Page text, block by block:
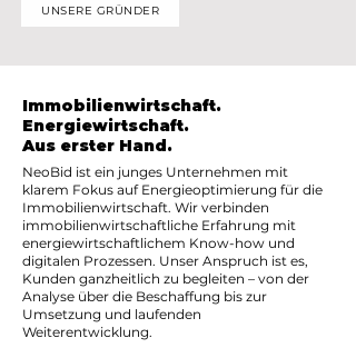
UNSERE GRÜNDER
Immobilienwirtschaft.
Energiewirtschaft.
Aus erster Hand.
NeoBid ist ein junges Unternehmen mit
klarem Fokus auf Energieoptimierung für die
Immobilienwirtschaft. Wir verbinden
immobilienwirtschaftliche Erfahrung mit
energiewirtschaftlichem Know-how und
digitalen Prozessen. Unser Anspruch ist es,
Kunden ganzheitlich zu begleiten – von der
Analyse über die Beschaffung bis zur
Umsetzung und laufenden
Weiterentwicklung.